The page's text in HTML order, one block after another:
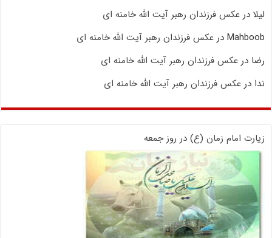
لیلا درعکس فرزندان رهبر آیت الله خامنه ای
Mahboob درعکس فرزندان رهبر آیت الله خامنه ای
رضا درعکس فرزندان رهبر آیت الله خامنه ای
ندا درعکس فرزندان رهبر آیت الله خامنه ای
زیارت امام زمان (ع) در روز جمعه